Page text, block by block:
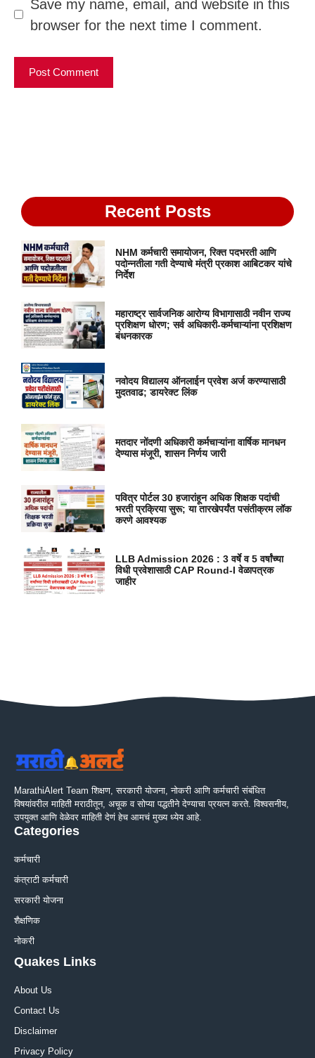
Save my name, email, and website in this
browser for the next time I comment.
Recent Posts
NHM कर्मचारी समायोजन, रिक्त पदभरती आणि
पदोन्नतीला गती देण्याचे मंत्री प्रकाश आबिटकर यांचे
निर्देश
महाराष्ट्र सार्वजनिक आरोग्य विभागासाठी नवीन राज्य
प्रशिक्षण धोरण; सर्व अधिकारी-कर्मचाऱ्यांना प्रशिक्षण
बंधनकारक
नवोदय विद्यालय ऑनलाईन प्रवेश अर्ज करण्यासाठी
मुदतवाढ; डायरेक्ट लिंक
मतदार नोंदणी अधिकारी कर्मचाऱ्यांना वार्षिक मानधन
देण्यास मंजूरी, शासन निर्णय जारी
पवित्र पोर्टल 30 हजारांहून अधिक शिक्षक पदांची
भरती प्रक्रिया सुरू; या तारखेपर्यंत पसंतीक्रम लॉक
करणे आवश्यक
LLB Admission 2026 : 3 वर्षे व 5 वर्षांच्या
विधी प्रवेशासाठी CAP Round-I वेळापत्रक
जाहीर
MarathiAlert Team शिक्षण, सरकारी योजना, नोकरी आणि कर्मचारी संबंधित
विषयांवरील माहिती मराठीतून, अचूक व सोप्या पद्धतीने देण्याचा प्रयत्न करते. विश्वसनीय,
उपयुक्त आणि वेळेवर माहिती देणं हेच आमचं मुख्य ध्येय आहे.
Categories
कर्मचारी
कंत्राटी कर्मचारी
सरकारी योजना
शैक्षणिक
नोकरी
Quakes Links
About Us
Contact Us
Disclaimer
Privacy Policy